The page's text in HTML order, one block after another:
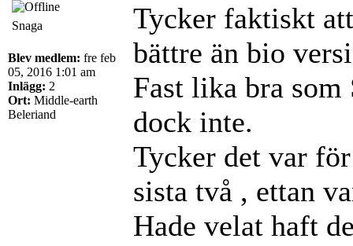
Snaga
Blev medlem: fre feb
05, 2016 1:01 am
Inlägg: 2
Ort: Middle-earth
Beleriand
Tycker faktiskt
bättre än bio
Fast lika bra
dock inte.
Tycker det var
sista två , ettan
Hade velat haft